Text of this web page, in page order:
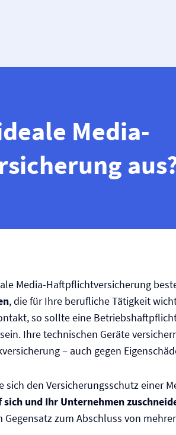
Media-
Media-Haftpflicht­versicherung
, die für Ihre berufliche Tätigkeit
so sollte eine
Ihre technischen Geräte
– auch gegen
sich den Versicherungsschutz einer
sich und Ihr Unternehmen
Gegensatz zum Abschluss von